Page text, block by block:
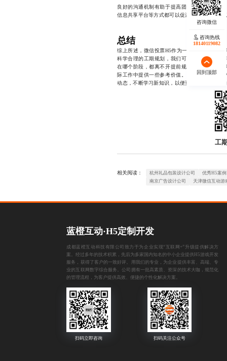
良好的沟通机制有助于提高团队的整体战斗
信息共享平台等方式都可以促进成员之间的交
总结
综上所述，微信投票H5作为一种新兴的营销
科学合理的工期规划，我们可以有效应对这
在哪个阶段，都离不开提前规划和灵活调整
际工作中提供一些参考价值。同时，随着技
动态，不断学习新知识，以便更好地适应未来
工
相关阅读： 杭州礼品包装设计公司
优秀H5案例
南京广告设计公司
天津微信互动游
咨询热线
18140119082
回到顶部
蓝橙互动·H5定制开发
成都蓝橙互动科技有限公司致力于为企业实现“互联网+”升级提供解决方
案。经过多年的技术积累，先后为多家国内知名的中小企业提供 H5游戏开发
服务，获得了客户的一致好评。用我们的专业，为企业提供丰富、高端、专
业的互联网数字综合服务。公司拥有一批高素质、资深的技术大咖，规范化
的管理流程，为客户提供高效、便捷的个性化解决方案。